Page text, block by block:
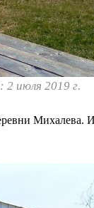
июля 2019 г.
Михалева.